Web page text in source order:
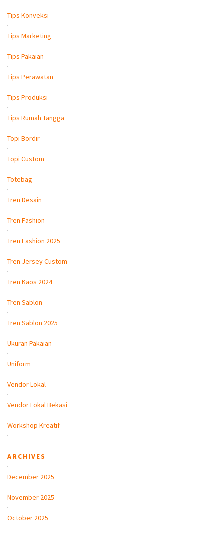
Tips Konveksi
Tips Marketing
Tips Pakaian
Tips Perawatan
Tips Produksi
Tips Rumah Tangga
Topi Bordir
Topi Custom
Totebag
Tren Desain
Tren Fashion
Tren Fashion 2025
Tren Jersey Custom
Tren Kaos 2024
Tren Sablon
Tren Sablon 2025
Ukuran Pakaian
Uniform
Vendor Lokal
Vendor Lokal Bekasi
Workshop Kreatif
ARCHIVES
December 2025
November 2025
October 2025